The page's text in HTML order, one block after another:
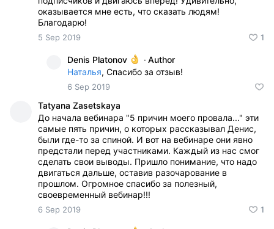
оказывается мне есть, что сказать людям!
Благодарю!
5 Sep 2019 1
Denis Platonov · Author
Наталья, Спасибо за отзыв!
6 Sep 2019
Tatyana Zasetskaya
До начала вебинара "5 причин моего провала..." эти
самые пять причин, о которых рассказывал Денис,
были где-то за спиной. И вот на вебинаре они явно
предстали перед участниками. Каждый из нас смог
сделать свои выводы. Пришло понимание, что надо
двигаться дальше, оставив разочарование в
прошлом. Огромное спасибо за полезный,
своевременный вебинар!!!
6 Sep 2019 1